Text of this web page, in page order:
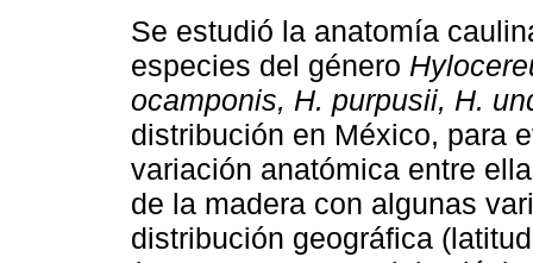
Se estudió la anatomía
especies del género
ocamponis, H. purpusii, H.
distribución en México, para
variación anatómica entre
de la madera con algunas
distribución geográfica